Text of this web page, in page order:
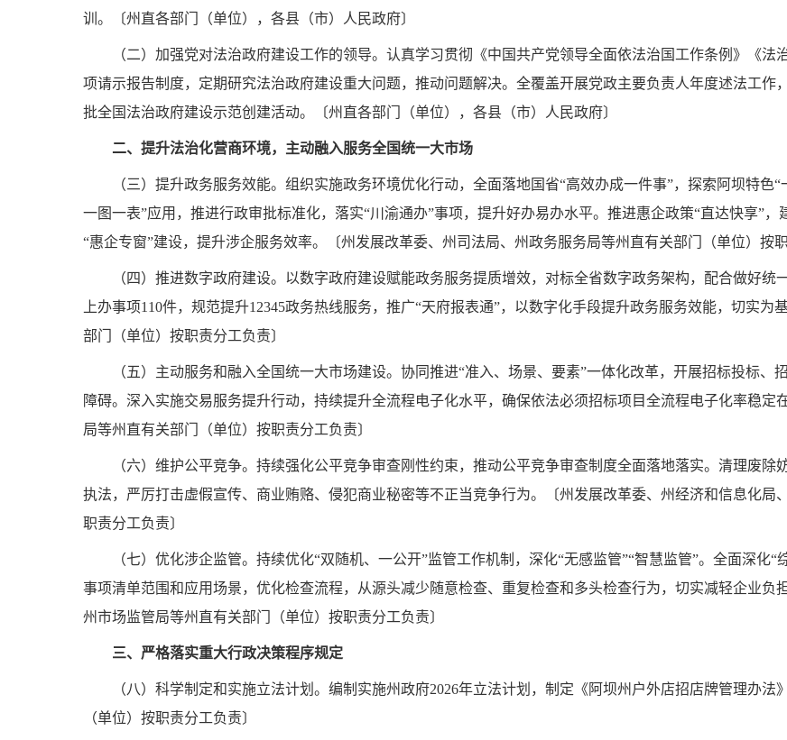
训。〔州直各部门（单位），各县（市）人民政府〕
（二）加强党对法治政府建设工作的领导。 认真学习贯彻《中国共产党领导全面依法治国工作条例》《法
项请示报告制度，定期研究法治政府建设重大问题，推动问题解决。全覆盖开展党政主要负责人年度述法工作
批全国法治政府建设示范创建活动。〔州直各部门（单位），各县（市）人民政府〕
二、提升法治化营商环境，主动融入服务全国统一大市场
（三）提升政务服务效能。 组织实施政务环境优化行动，全面落地国省“高效办成一件事”，探索阿坝特色
一图一表”应用，推进行政审批标准化，落实“川渝通办”事项，提升好办易办水平。推进惠企政策“直达快享”
“惠企专窗”建设，提升涉企服务效率。〔州发展改革委、州司法局、州政务服务局等州直有关部门（单位）按职
（四）推进数字政府建设。 以数字政府建设赋能政务服务提质增效，对标全省数字政务架构，配合做好统
上办事项110件，规范提升12345政务热线服务，推广“天府报表通”，以数字化手段提升政务服务效能，切实
部门（单位）按职责分工负责〕
（五）主动服务和融入全国统一大市场建设。 协同推进“准入、场景、要素”一体化改革，开展招标投标、
障碍。深入实施交易服务提升行动，持续提升全流程电子化水平，确保依法必须招标项目全流程电子化率稳定
局等州直有关部门（单位）按职责分工负责〕
（六）维护公平竞争。 持续强化公平竞争审查刚性约束，推动公平竞争审查制度全面落地落实。清理废除
执法，严厉打击虚假宣传、商业贿赂、侵犯商业秘密等不正当竞争行为。〔州发展改革委、州经济和信息化局
职责分工负责〕
（七）优化涉企监管。 持续优化“双随机、一公开”监管工作机制，深化“无感监管”“智慧监管”。全面深化
事项清单范围和应用场景，优化检查流程，从源头减少随意检查、重复检查和多头检查行为，切实减轻企业负
州市场监管局等州直有关部门（单位）按职责分工负责〕
三、严格落实重大行政决策程序规定
（八）科学制定和实施立法计划。 编制实施州政府2026年立法计划，制定《阿坝州户外店招店牌管理办法
（单位）按职责分工负责〕